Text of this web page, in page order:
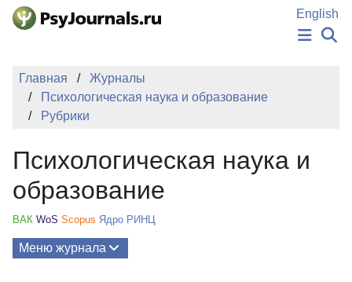
Перейти к основному содержанию
English
НОВОСТИ
ИЗДАНИЯ
АВТОРЫ
КЛЮЧЕВЫЕ СЛОВА
Главная
Журналы
Психологическая наука и образование
Рубрики
Психологическая наука и
образование
ВАК WoS Scopus Ядро РИНЦ
Меню журнала